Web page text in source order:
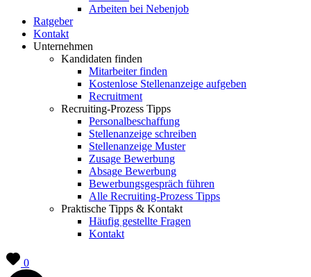
Arbeiten bei Nebenjob
Ratgeber
Kontakt
Unternehmen
Kandidaten finden
Mitarbeiter finden
Kostenlose Stellenanzeige aufgeben
Recruitment
Recruiting-Prozess Tipps
Personalbeschaffung
Stellenanzeige schreiben
Stellenanzeige Muster
Zusage Bewerbung
Absage Bewerbung
Bewerbungsgespräch führen
Alle Recruiting-Prozess Tipps
Praktische Tipps & Kontakt
Häufig gestellte Fragen
Kontakt
0